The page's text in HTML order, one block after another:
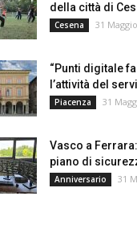
della città di
Cesena 31
“Punti digitale
l’attività del
Piacenza 31
Vasco a
piano di
Anniversario 31